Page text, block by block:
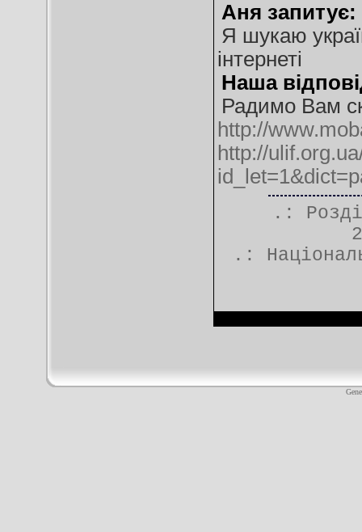
Аня запитує:
Я шукаю
інтернеті
Наша
Радимо Вам
http://
http://
.:
.: